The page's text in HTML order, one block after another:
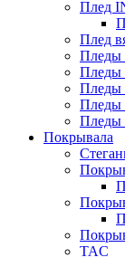
Плед
Плед
Пледы
Пледы
Пледы
Пледы
Пледы
Покрывала
TAC